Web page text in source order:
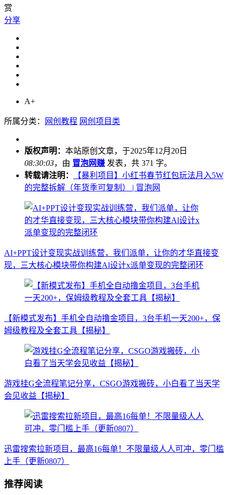
赏
分享
A+
所属分类： 网创教程 网创项目类
版权声明： 本站原创文章，于2025年12月20日
08:30:03，由 冒泡网赚 发表，共 371 字。
转载请注明：
【暴利项目】小红书春节红包玩法月入5W
的完整拆解（年货季可复制） | 冒泡网
AI+PPT设计变现实战训练营，我们派单，让你的才华直接变
现，三大核心模块带你构建Al设计x派单变现的完整闭环
【新模式发布】手机全自动撸金项目，3台手机一天200+，保
姆级教程及全套工具【揭秘】
游戏挂G全流程笔记分享，CSGO游戏搬砖，小白看了当天学
会见收益【揭秘】
迅雷搜索拉新项目，最高16每单！不限量级人人可冲，零门槛
上手（更新0807）
推荐阅读